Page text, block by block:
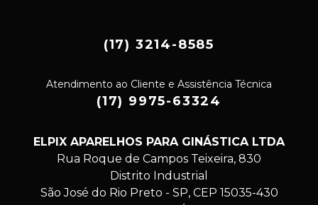
(17) 3214-8585
Atendimento ao Cliente e Assistência Técnica
(17) 9975-63324
ELPIX APARELHOS PARA GINÁSTICA LTDA
Rua Roque de Campos Teixeira, 830
Distrito Industrial
São José do Rio Preto - SP, CEP 15035-430